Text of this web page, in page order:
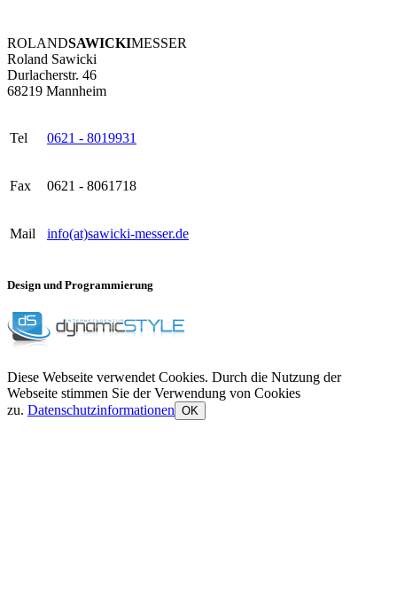
ROLANDSAWICKIMESSER
Roland Sawicki
Durlacherstr. 46
68219 Mannheim
Tel 0621 - 8019931
Fax 0621 - 8061718
Mail info(at)sawicki-messer.de
Design und Programmierung
Diese Webseite verwendet Cookies. Durch die Nutzung der
Webseite stimmen Sie der Verwendung von Cookies
zu. Datenschutzinformationen OK